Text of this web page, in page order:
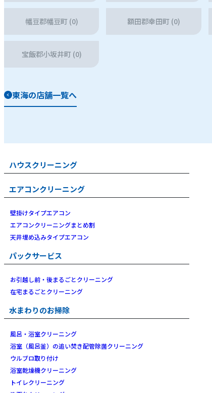
幡豆郡幡豆町 (0) 額田郡幸田町 (0)
宝飯郡小坂井町 (0)
東海の店舗一覧へ
ハウスクリーニング
エアコンクリーニング
壁掛けタイプエアコン
エアコンクリーニングまとめ割
天井埋め込みタイプエアコン
パックサービス
お引越し前・後まるごとクリーニング
在宅まるごとクリーニング
水まわりのお掃除
風呂・浴室クリーニング
浴室（風呂釜）の追い焚き配管除菌クリーニング
ウルブロ取り付け
浴室乾燥機クリーニング
トイレクリーニング